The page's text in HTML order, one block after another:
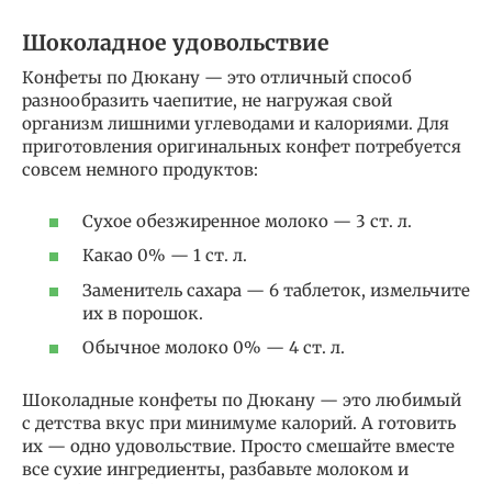
Шоколадное удовольствие
Конфеты по Дюкану — это отличный способ
разнообразить чаепитие, не нагружая свой
организм лишними углеводами и калориями. Для
приготовления оригинальных конфет потребуется
совсем немного продуктов:
Сухое обезжиренное молоко — 3 ст. л.
Какао 0% — 1 ст. л.
Заменитель сахара — 6 таблеток, измельчите
их в порошок.
Обычное молоко 0% — 4 ст. л.
Шоколадные конфеты по Дюкану — это любимый
с детства вкус при минимуме калорий. А готовить
их — одно удовольствие. Просто смешайте вместе
все сухие ингредиенты, разбавьте молоком и